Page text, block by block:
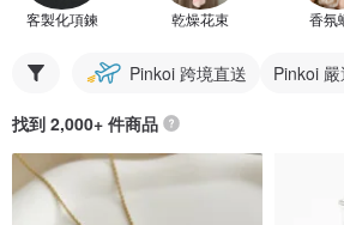
客製化項鍊 乾燥花束 香氛
Pinkoi 跨境直送 Pinkoi 嚴
找到 2,000+ 件商品